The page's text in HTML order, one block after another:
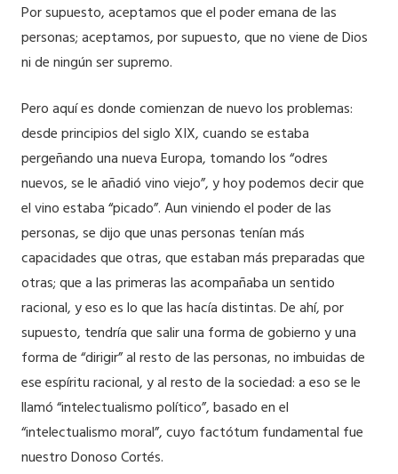
Por supuesto, aceptamos que el poder emana de las
personas; aceptamos, por supuesto, que no viene de Dios
ni de ningún ser supremo.
Pero aquí es donde comienzan de nuevo los problemas:
desde principios del siglo XIX, cuando se estaba
pergeñando una nueva Europa, tomando los “odres
nuevos, se le añadió vino viejo”, y hoy podemos decir que
el vino estaba “picado”. Aun viniendo el poder de las
personas, se dijo que unas personas tenían más
capacidades que otras, que estaban más preparadas que
otras; que a las primeras las acompañaba un sentido
racional, y eso es lo que las hacía distintas. De ahí, por
supuesto, tendría que salir una forma de gobierno y una
forma de “dirigir” al resto de las personas, no imbuidas de
ese espíritu racional, y al resto de la sociedad: a eso se le
llamó “intelectualismo político”, basado en el
“intelectualismo moral”, cuyo factótum fundamental fue
nuestro Donoso Cortés.